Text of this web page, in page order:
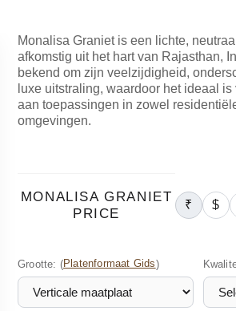
Monalisa Graniet is een lichte,
afkomstig uit het hart van Rajasthan,
bekend om zijn veelzijdigheid,
luxe uitstraling, waardoor het ideaal
aan toepassingen in zowel
omgevingen.
MONALISA GRANIET
PRICE
₹ $
Grootte: (Platenformaat Gids)